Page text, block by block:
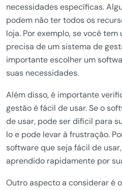
necessidades específicas.
podem não ter todos os
loja. Por exemplo, se você
precisa de um sistema de
importante escolher um
suas necessidades.
Além disso, é importante
gestão é fácil de usar. Se o
de usar, pode ser difícil para
lo e pode levar à frustração.
software que seja fácil de
aprendido rapidamente por
Outro aspecto a considerar é